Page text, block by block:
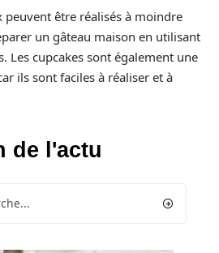
peuvent être réalisés à moindre
un gâteau maison en utilisant
Les cupcakes sont également une
ils sont faciles à réaliser et à
de l'actu